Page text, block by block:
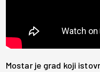
Mostar je grad koji